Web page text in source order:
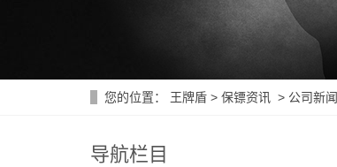
您的位置： 王牌盾 > 保镖资讯 > 公司新闻
导航栏目